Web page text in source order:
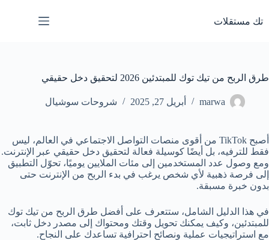
إلى
المحتوى
تك مستقلات
طرق الربح من تيك توك للمبتدئين 2026 لتحقيق دخل حقيقي
marwa أبريل 27, 2025 شروحات سوشيال
أصبح TikTok من أقوى منصات التواصل الاجتماعي في العالم، ليس
فقط للترفيه، بل أيضًا كوسيلة فعالة لتحقيق دخل حقيقي عبر الإنترنت.
ومع وصول عدد المستخدمين إلى مئات الملايين يوميًا، تحوّل التطبيق
إلى فرصة ذهبية لأي شخص يرغب في بدء الربح من الإنترنت حتى
بدون خبرة مسبقة.
في هذا الدليل الشامل، ستتعرف على أفضل طرق الربح من تيك توك
للمبتدئين، وكيف يمكنك تحويل وقتك ومحتواك إلى مصدر دخل ثابت،
مع استراتيجيات عملية ونصائح احترافية تساعدك على النجاح.